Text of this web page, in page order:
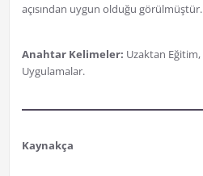
açısından uygun olduğu görülmüştür.
Anahtar Kelimeler: Uzaktan
Uygulamalar.
Kaynakça